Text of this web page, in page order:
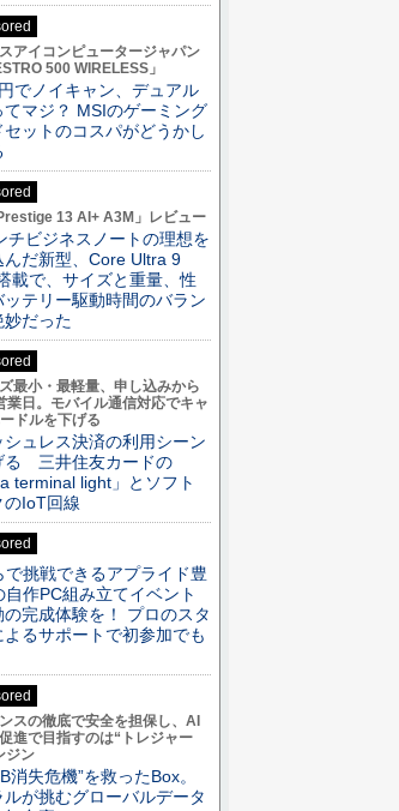
アイコンピュータージャパン
500 WIRELESS」
でノイキャン、デュアル
てマジ？ MSIのゲーミング
セットのコスパがどうかし
13 AI+ A3M」レビュー
チビジネスノートの理想を
んだ新型、Core Ultra 9
載で、サイズと重量、性
ッテリー駆動時間のバラン
妙だった
最小・最軽量、申し込みから
業日。モバイル通信対応でキャ
ドルを下げる
シュレス決済の利用シーン
る 三井住友カードの
terminal light」とソフト
のIoT回線
で挑戦できるアプライド豊
自作PC組み立てイベント
の完成体験を！ プロのスタ
よるサポートで初参加でも
スの徹底で安全を担保し、AI
進で目指すのは“トレジャー
ジン
消失危機”を救ったBox。
ルが挑むグローバルデータ